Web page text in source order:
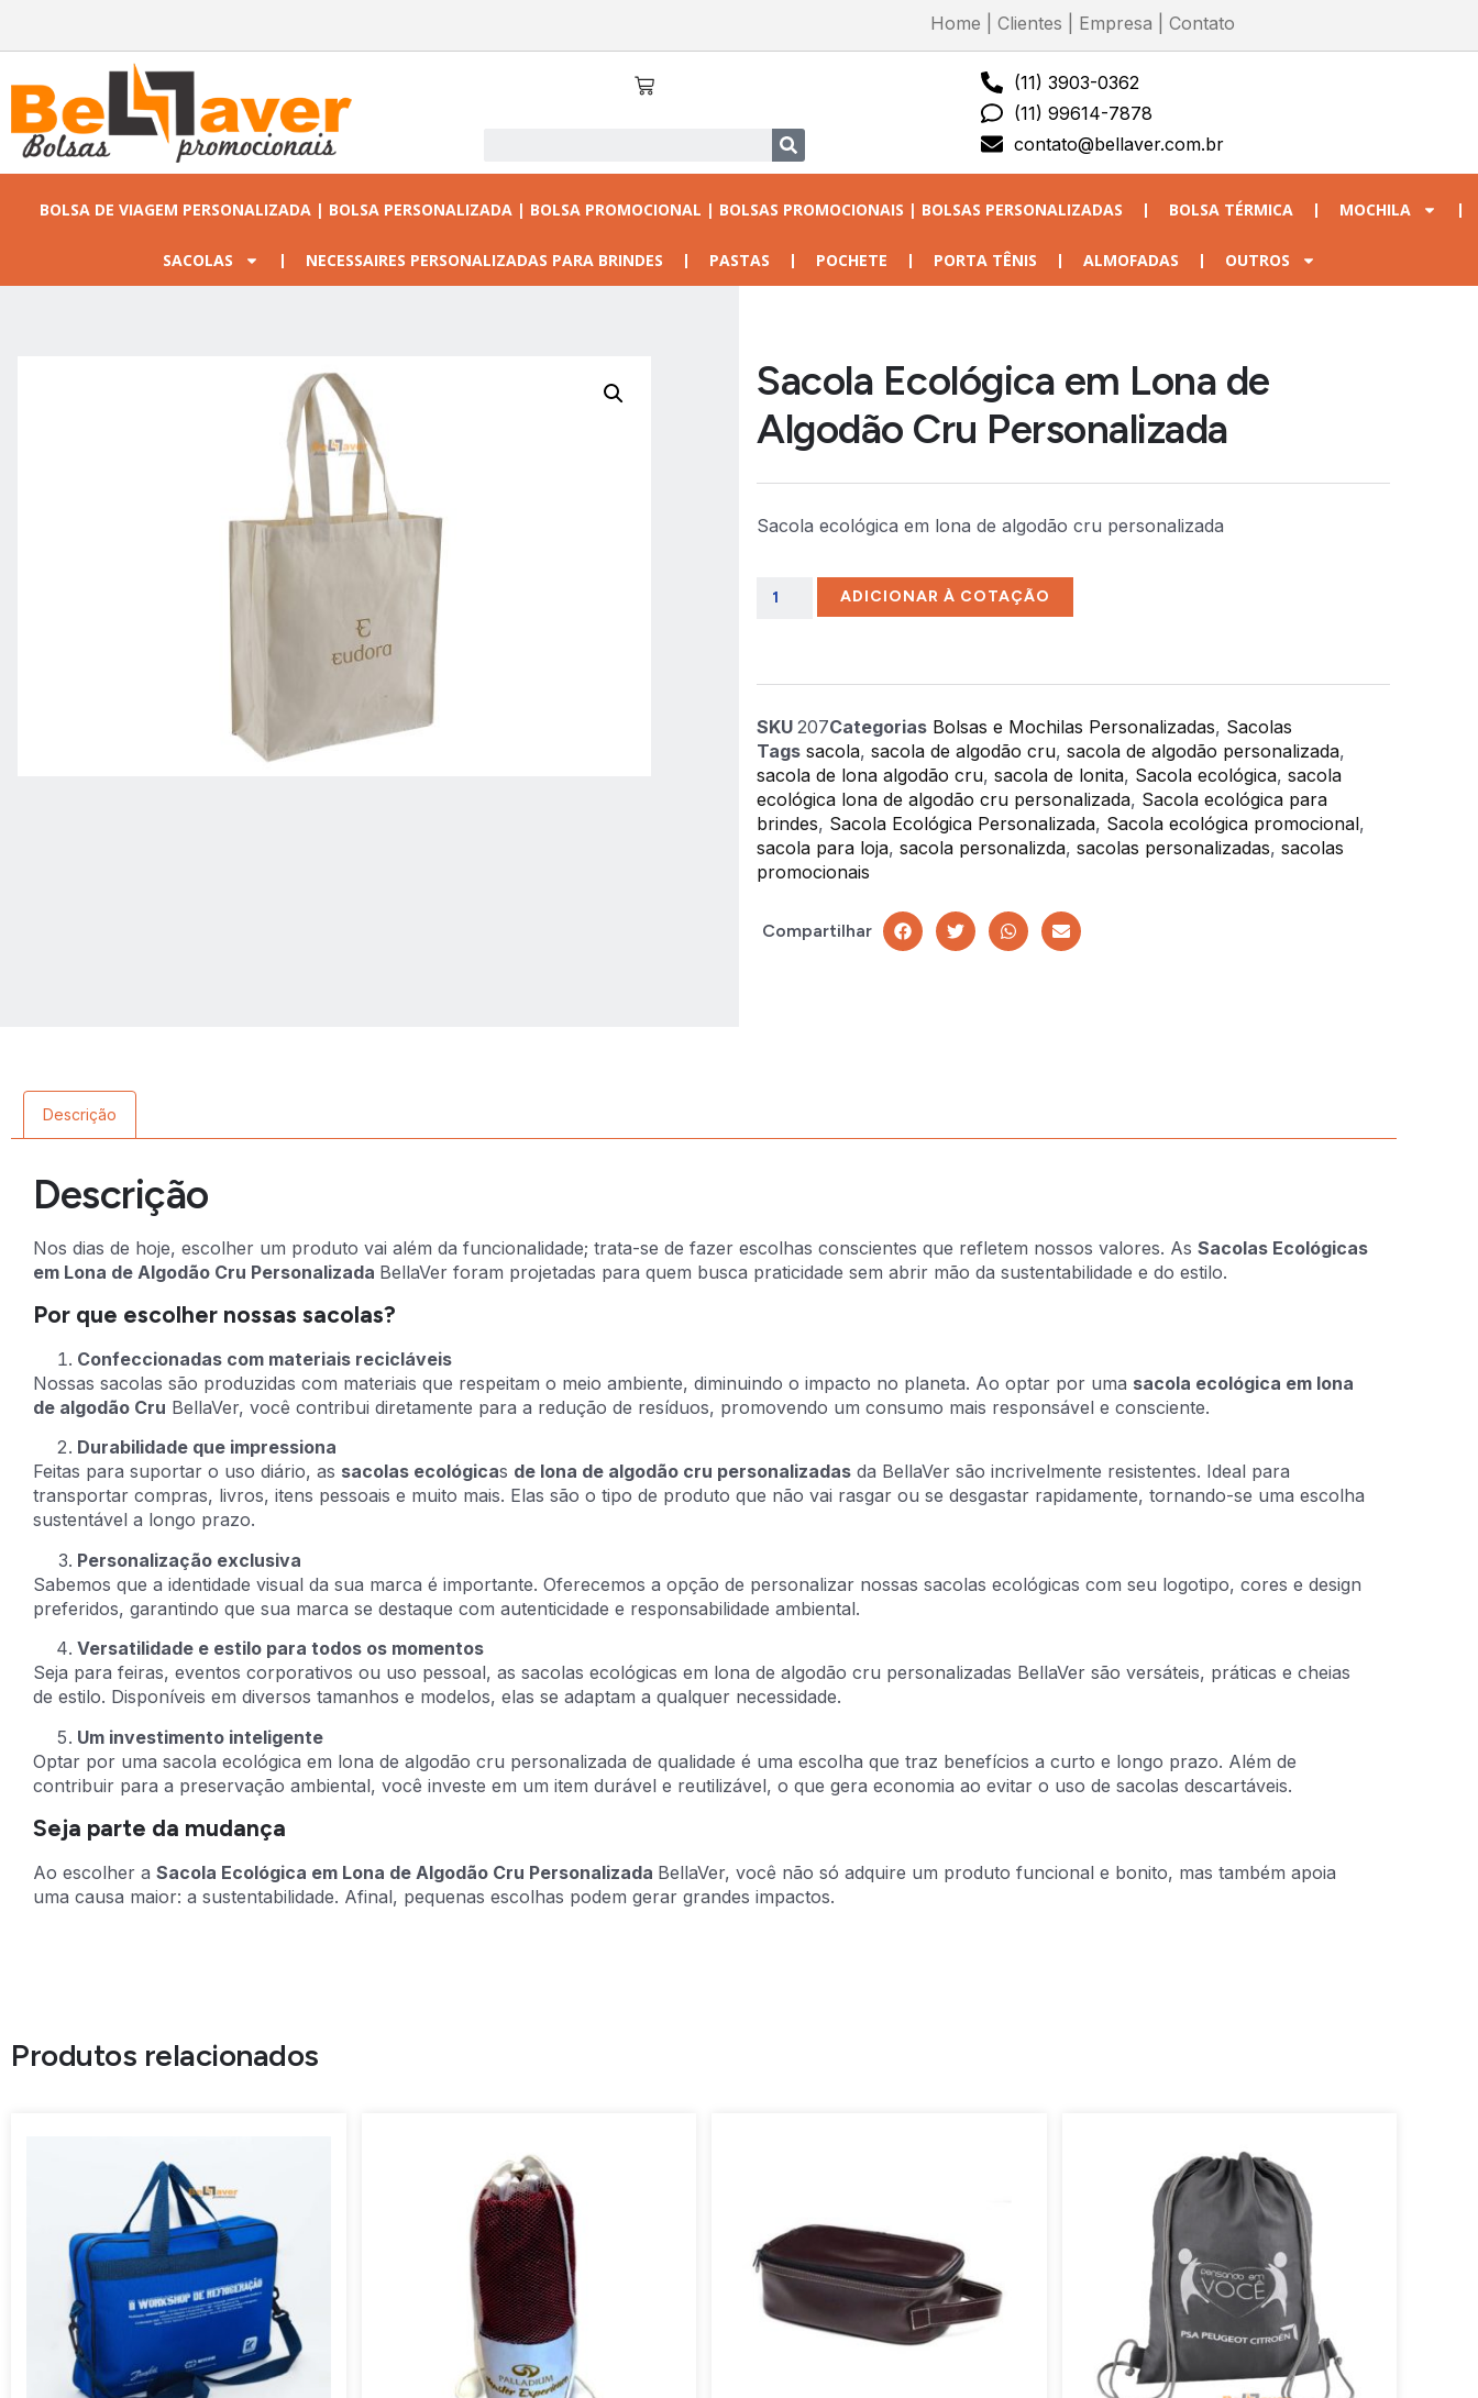
Home Clientes Empresa Contato
(11) 3903-0362
(11) 99614-7878
contato@bellaver.com.br
BOLSA DE VIAGEM PERSONALIZADA | BOLSA PERSONALIZADA | BOLSA PROMOCIONAL | BOLSAS PROMOCIONAIS | BOLSAS PERSONALIZADAS BOLSA TÉRMICA MOCHILA
SACOLAS NECESSAIRES PERSONALIZADAS PARA BRINDES PASTAS POCHETE PORTA TÊNIS ALMOFADAS OUTROS
Sacola Ecológica em Lona de
Algodão Cru Personalizada
Sacola ecológica em lona de algodão cru personalizada
ADICIONAR À COTAÇÃO
SKU 207Categorias Bolsas e Mochilas Personalizadas, Sacolas
Tags sacola, sacola de algodão cru, sacola de algodão personalizada,
sacola de lona algodão cru, sacola de lonita, Sacola ecológica, sacola
ecológica lona de algodão cru personalizada, Sacola ecológica para
brindes, Sacola Ecológica Personalizada, Sacola ecológica promocional,
sacola para loja, sacola personalizda, sacolas personalizadas, sacolas
promocionais
Compartilhar
Descrição
Descrição
Nos dias de hoje, escolher um produto vai além da funcionalidade; trata-se de fazer escolhas conscientes que refletem nossos valores. As Sacolas Ecológicas
em Lona de Algodão Cru Personalizada BellaVer foram projetadas para quem busca praticidade sem abrir mão da sustentabilidade e do estilo.
Por que escolher nossas sacolas?
Confeccionadas com materiais recicláveis
Nossas sacolas são produzidas com materiais que respeitam o meio ambiente, diminuindo o impacto no planeta. Ao optar por uma sacola ecológica em lona
de algodão Cru BellaVer, você contribui diretamente para a redução de resíduos, promovendo um consumo mais responsável e consciente.
Durabilidade que impressiona
Feitas para suportar o uso diário, as sacolas ecológicas de lona de algodão cru personalizadas da BellaVer são incrivelmente resistentes. Ideal para
transportar compras, livros, itens pessoais e muito mais. Elas são o tipo de produto que não vai rasgar ou se desgastar rapidamente, tornando-se uma escolha
sustentável a longo prazo.
Personalização exclusiva
Sabemos que a identidade visual da sua marca é importante. Oferecemos a opção de personalizar nossas sacolas ecológicas com seu logotipo, cores e design
preferidos, garantindo que sua marca se destaque com autenticidade e responsabilidade ambiental.
Versatilidade e estilo para todos os momentos
Seja para feiras, eventos corporativos ou uso pessoal, as sacolas ecológicas em lona de algodão cru personalizadas BellaVer são versáteis, práticas e cheias
de estilo. Disponíveis em diversos tamanhos e modelos, elas se adaptam a qualquer necessidade.
Um investimento inteligente
Optar por uma sacola ecológica em lona de algodão cru personalizada de qualidade é uma escolha que traz benefícios a curto e longo prazo. Além de
contribuir para a preservação ambiental, você investe em um item durável e reutilizável, o que gera economia ao evitar o uso de sacolas descartáveis.
Seja parte da mudança
Ao escolher a Sacola Ecológica em Lona de Algodão Cru Personalizada BellaVer, você não só adquire um produto funcional e bonito, mas também apoia
uma causa maior: a sustentabilidade. Afinal, pequenas escolhas podem gerar grandes impactos.
Produtos relacionados